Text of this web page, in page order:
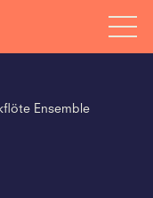
Ensemble